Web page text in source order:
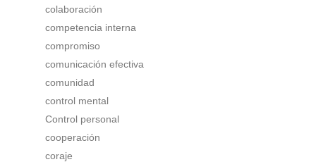
colaboración
competencia interna
compromiso
comunicación efectiva
comunidad
control mental
Control personal
cooperación
coraje